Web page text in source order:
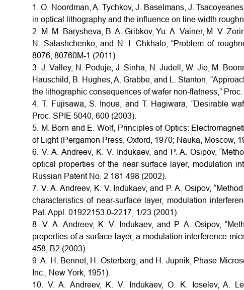
1. O. Noordman, A. Tychkov, J. Baselmans, J.
in optical lithography and the influence on line width
2. M. M. Barysheva, B. A. Gribkov, Yu. A. Vainer, M. V.
N. Salashchenko, and N. I. Chkhalo, “Problem of
8076, 80760M-1 (2011).
3. J. Valley, N. Poduje, J. Sinha, N. Judell, W. Jie, M.
Hauschild, B. Hughes, A. Grabbe, and L. Stanton,
the lithographic consequences of wafer non-flatness,”
4. T. Fujisawa, S. Inoue, and T. Hagiwara, “Desirable
Proc. SPIE 5040, 600 (2003).
5. M. Born and E. Wolf, Principles of Optics:
of Light (Pergamon Press, Oxford, 1970; Nauka, Moscow,
6. V. A. Andreev, K. V. Indukaev, and P. A. Osipov,
optical properties of the near-surface layer, modulation
Russian Patent No. 2 181 498 (2002).
7. V. A. Andreev, K. V. Indukaev, and P. A. Osipov,
characteristics of near-surface layer, modulation
Pat. Appl. 01922153.0-2217, 1/23 (2001).
8. V. A. Andreev, K. V. Indukaev, and P. A. Osipov,
properties of a surface layer, a modulation interference
458, B2 (2003).
9. A. H. Bennet, H. Osterberg, and H. Jupnik, Phase
Inc., New York, 1951).
10. V. A. Andreev, K. V. Indukaev, O. K. Ioselev, A.